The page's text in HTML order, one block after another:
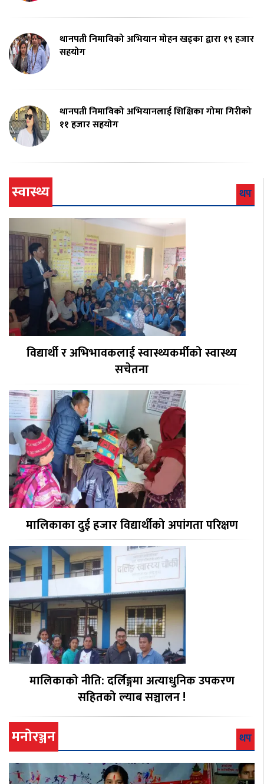
थानपती निमाविको अभियान मोहन खड्का द्वारा १९ हजार
सहयोग
थानपती निमाविको अभियानलाई शिक्षिका गोमा गिरीको
११ हजार सहयोग
स्वास्थ्य थप
विद्यार्थी र अभिभावकलाई स्वास्थ्यकर्मीको स्वास्थ्य
सचेतना
मालिकाका दुई हजार विद्यार्थीको अपांगता परिक्षण
मालिकाको नीति: दर्लिङ्गमा अत्याधुनिक उपकरण
सहितको ल्याब सञ्चालन !
मनोरञ्जन थप